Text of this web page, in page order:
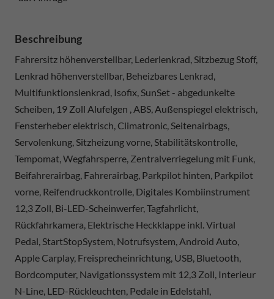
Beschreibung
Fahrersitz höhenverstellbar, Lederlenkrad, Sitzbezug Stoff,
Lenkrad höhenverstellbar, Beheizbares Lenkrad,
Multifunktionslenkrad, Isofix, SunSet - abgedunkelte
Scheiben, 19 Zoll Alufelgen , ABS, Außenspiegel elektrisch,
Fensterheber elektrisch, Climatronic, Seitenairbags,
Servolenkung, Sitzheizung vorne, Stabilitätskontrolle,
Tempomat, Wegfahrsperre, Zentralverriegelung mit Funk,
Beifahrerairbag, Fahrerairbag, Parkpilot hinten, Parkpilot
vorne, Reifendruckkontrolle, Digitales Kombiinstrument
12,3 Zoll, Bi-LED-Scheinwerfer, Tagfahrlicht,
Rückfahrkamera, Elektrische Heckklappe inkl. Virtual
Pedal, StartStopSystem, Notrufsystem, Android Auto,
Apple Carplay, Freisprecheinrichtung, USB, Bluetooth,
Bordcomputer, Navigationssystem mit 12,3 Zoll, Interieur
N-Line, LED-Rückleuchten, Pedale in Edelstahl,